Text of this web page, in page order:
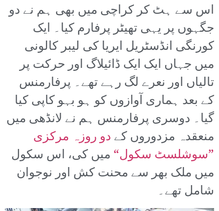
اس سے ہٹ کر کراچی میں بھی ہم نے دو
جگہوں پر یہی تھیٹر پرفارم کیا۔ ایک
کورنگی انڈسٹریل ایریا کی لیبر کالونی
میں جہاں ایک ایک ڈائیلاگ اور حرکت پر
تالیاں اور نعرے لگ رہے تھے۔ پرفارمنس
کے بعد ہماری آوازوں کو ہو بہو کاپی کیا
گیا۔ دوسری پرفارمنس ہم نے لانڈھی میں
منعقدہ مزدوروں کےدو روزہ مرکزی
”سوشلسٹ سکول“میں کی، اس سکول
میں ملک بھر سے محنت کش اور نوجوان
شامل تھے۔